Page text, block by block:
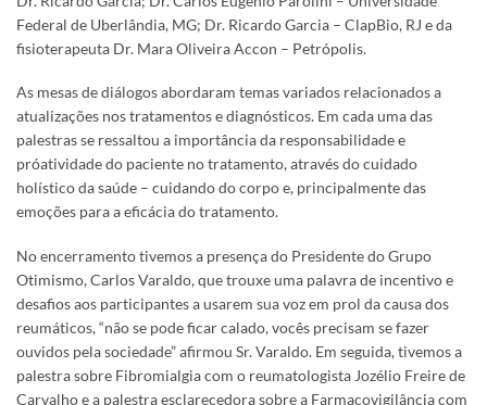
Federal de Uberlândia, MG; Dr. Ricardo Garcia – ClapBio, RJ e da
fisioterapeuta Dr. Mara Oliveira Accon – Petrópolis.
As mesas de diálogos abordaram temas variados relacionados a
atualizações nos tratamentos e diagnósticos. Em cada uma das
palestras se ressaltou a importância da responsabilidade e
próatividade do paciente no tratamento, através do cuidado
holístico da saúde – cuidando do corpo e, principalmente das
emoções para a eficácia do tratamento.
No encerramento tivemos a presença do Presidente do Grupo
Otimismo, Carlos Varaldo, que trouxe uma palavra de incentivo e
desafios aos participantes a usarem sua voz em prol da causa dos
reumáticos, “não se pode ficar calado, vocês precisam se fazer
ouvidos pela sociedade” afirmou Sr. Varaldo. Em seguida, tivemos a
palestra sobre Fibromialgia com o reumatologista Jozélio Freire de
Carvalho e a palestra esclarecedora sobre a Farmacovigilância com